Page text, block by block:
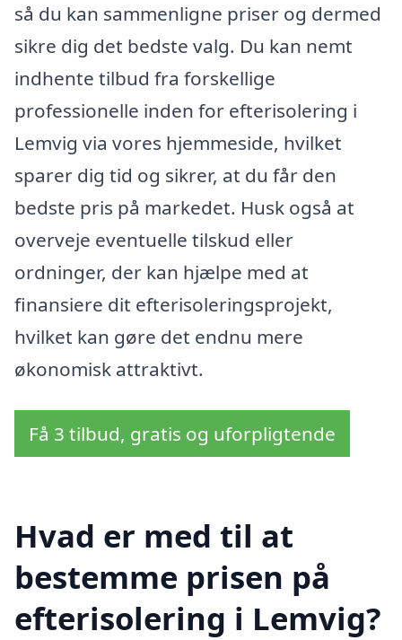
så du kan sammenligne priser og dermed
sikre dig det bedste valg. Du kan nemt
indhente tilbud fra forskellige
professionelle inden for efterisolering i
Lemvig via vores hjemmeside, hvilket
sparer dig tid og sikrer, at du får den
bedste pris på markedet. Husk også at
overveje eventuelle tilskud eller
ordninger, der kan hjælpe med at
finansiere dit efterisoleringsprojekt,
hvilket kan gøre det endnu mere
økonomisk attraktivt.
Få 3 tilbud, gratis og uforpligtende
Hvad er med til at
bestemme prisen på
efterisolering i Lemvig?